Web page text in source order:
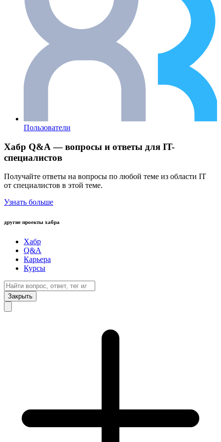
Пользователи
Хабр Q&A — вопросы и ответы для IT-
специалистов
Получайте ответы на вопросы по любой теме из области IT
от специалистов в этой теме.
Узнать больше
другие проекты хабра
Хабр
Q&A
Карьера
Курсы
Закрыть